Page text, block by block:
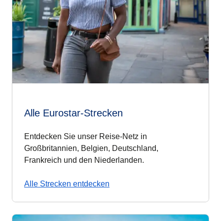
Alle Eurostar-Strecken
Entdecken Sie unser Reise-Netz in
Großbritannien, Belgien, Deutschland,
Frankreich und den Niederlanden.
Alle Strecken entdecken